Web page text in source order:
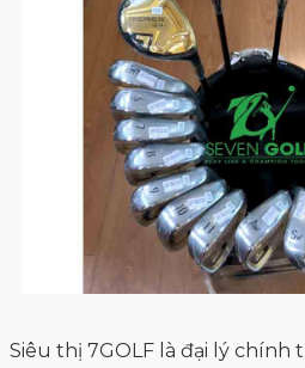
Siêu thị 7GOLF là đại lý chính